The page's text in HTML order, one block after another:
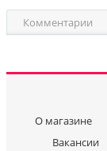
Комментарии
О магазине
Вакансии